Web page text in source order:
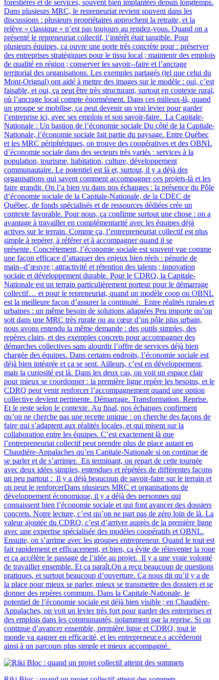
forestières et de services, souvent bien implantées depuis longtemps.
Dans plusieurs MRC, le repreneuriat revient souvent dans les
discussions : plusieurs propriétaires approchent la retraite, et la
relève « classique » n’est pas toujours au rendez-vous. Quand on a
présenté le repreneuriat collectif, l’intérêt était tangible. Pour
plusieurs équipes, ça ouvre une porte très concrète pour : préserver
des entreprises stratégiques pour le tissu local ; maintenir des emplois
de qualité en région ; conserver les savoir‑-faire et l’ancrage
territorial des organisations. Les exemples partagés (tel que celui du
Mont-Orignal) ont aidé à mettre des images sur le modèle : oui, c’est
faisable, et oui, ça peut être très structurant, surtout en contexte rural,
où l’ancrage local compte énormément. Dans ces milieux-là, quand
un groupe se mobilise, ça peut devenir un vrai levier pour garder
l’entreprise ici, avec ses emplois et son savoir-faire. La Capitale-
Nationale : Un bastion de l’économie sociale Du côté de la Capitale-
Nationale, l’économie sociale fait partie du paysage. Entre Québec
et les MRC périphériques, on trouve des coopératives et des OBNL
d’économie sociale dans des secteurs très variés : services à la
population, tourisme, habitation, culture, développement
communautaire. Le potentiel est là et, surtout, il y a déjà des
organisations qui savent comment accompagner ces projets-là et les
faire grandir. On l’a bien vu dans nos échanges : la présence du Pôle
d’économie sociale de la Capitale-Nationale, de la CDEC de
Québec, de fonds spécialisés et de ressources dédiées crée un
contexte favorable. Pour nous, ça confirme surtout une chose : on a
avantage à travailler en complémentarité avec les équipes déjà
actives sur le terrain. Comme ça, l’entrepreneuriat collectif est plus
simple à repérer, à référer et à accompagner quand il se
présente. Concrètement, l’économie sociale est souvent vue comme
une façon efficace d’attaquer des enjeux bien réels : pénurie de
main‑-d’œuvre ; attractivité et rétention des talents ; innovation
sociale et développement durable. Pour le CDRQ, la Capitale-
Nationale est un terrain particulièrement porteur pour le démarrage
collectif… et pour le repreneuriat, quand un modèle coop ou OBNL
est la meilleure façon d’assurer la continuité. Entre réalités rurales et
urbaines : un même besoin de solutions adaptées Peu importe qu’on
soit dans une MRC très rurale ou au cœur d’un pôle plus urbain,
nous avons entendu la même demande : des outils simples, des
repères clairs, et des exemples concrets pour accompagner des
démarches collectives sans alourdir l’offre de services déjà bien
chargée des équipes. Dans certains endroits, l’économie sociale est
déjà bien intégrée et ça se sent. Ailleurs, c’est en développement,
mais la curiosité est là. Dans les deux cas, on voit un espace clair
pour mieux se coordonner : la première ligne repère les besoins, et le
CDRQ peut venir renforcer l’accompagnement quand une option
collective devient pertinente. Démarrage. Transformation. Reprise.
Et le reste selon le contexte. Au final, nos échanges confirment
qu’on ne cherche pas une recette unique : on cherche des façons de
faire qui s’adaptent aux réalités locales, et qui misent sur la
collaboration entre les équipes. C’est exactement là que
l’entrepreneuriat collectif peut prendre plus de place autant en
Chaudière-Appalaches qu’en Capitale-Nationale si on continue de
se parler et de s’arrimer. En terminant, on repart de cette tournée
avec deux idées simples, entendues et répétées de différentes façons
un peu partout : Il y a déjà beaucoup de savoir-faire sur le terrain et
on peut le renforcerDans plusieurs MRC et organisations de
développement économique, il y a déjà des personnes qui
connaissent bien l’économie sociale et qui font avancer des dossiers
concrets. Notre lecture, c’est qu’on ne part pas de zéro loin de là. La
valeur ajoutée du CDRQ, c’est d’arriver auprès de la première ligne
avec une expertise spécialisée des modèles coopératifs et OBNL.
Ensuite, on s’arrime avec les groupes entrepreneur. Quand le tout est
fait rapidement et efficacement, et bien, ça évite de réinventer la roue
et ça accélère le passage de l’idée au projet. Il y a une vraie volonté
de travailler ensemble. Et ça paraît.On a reçu beaucoup de questions
pratiques, et surtout beaucoup d’ouverture. Ça nous dit qu’il y a de
la place pour mieux se parler, mieux se transmettre des dossiers et se
donner des repères communs. Dans la Capitale-Nationale, le
potentiel de l’économie sociale est déjà bien visible ; en Chaudière-
Appalaches, on voit un levier très fort pour garder des entreprises et
des emplois dans les communautés, notamment par la reprise. Si on
continue d’avancer ensemble, première ligne et CDRQ, tout le
monde va gagner en efficacité, et les entrepreneur.e.s accèderont
ainsi à un parcours plus simple et mieux accompagné.